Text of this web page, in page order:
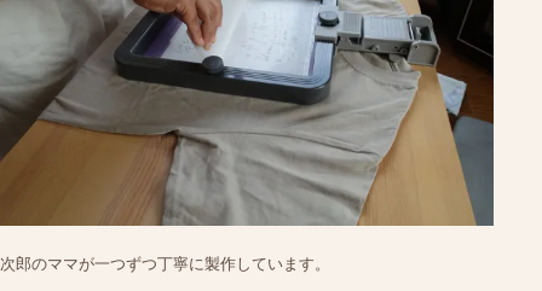
次郎のママが一つずつ丁寧に製作しています。